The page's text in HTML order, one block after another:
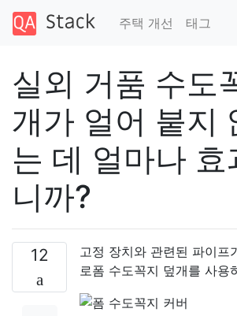
주택 개선 태그
실외 거품 수도
개가 얼어 붙지
는 데 얼마나 효
니까?
12
고정 장치와 관련된 파이프
로폼 수도꼭지 덮개를 사용